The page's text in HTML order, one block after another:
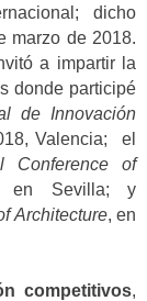
dicho
marzo de 2018.
a impartir la
donde participé
de Innovación
Valencia; el
Conference of
en Sevilla; y
Architecture, en
competitivos,